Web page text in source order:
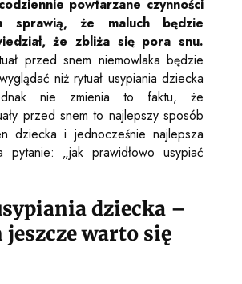
powtarzane czynności
sprawią, że maluch będzie
że zbliża się pora snu.
przed snem niemowlaka będzie
niż rytuał usypiania dziecka
nie zmienia to faktu, że
przed snem to najlepszy sposób
dziecka i jednocześnie najlepsza
pytanie: „jak prawidłowo usypiać
dziecka –
jeszcze warto się